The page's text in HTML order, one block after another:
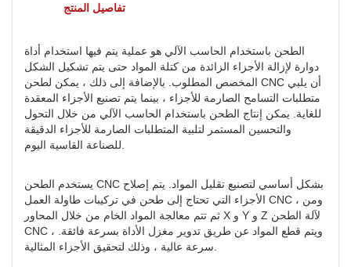
تفاصيل المنتج
الطحن باستخدام الحاسب الآلي هو عملية يتم فيها استخدام أداة
دوارة لإزالة الأجزاء الزائدة من كتلة المواد حتى يتم تشكيل الشكل
المخصص المطلوب. بالإضافة إلى ذلك ، يمكن لطحن CNC أن يلبي
متطلبات التسامح الصارمة للأجزاء ، بينما يتم تصنيع الأجزاء المعقدة
للغاية. يمكن إنتاج الطحن باستخدام الحاسب الآلي من خلال التحول
والتحسين المستمر لتلبية المتطلبات الصارمة للأجزاء الدقيقة
يستخدم الطحن CNC بشكل أساسي لتصنيع تقليل المواد. يتم إصلاح
الأجزاء التي تحتاج إلى طحن في تركيبات طاولة العمل CNC ، ومن
ثم تتم معالجة المواد الخام من خلال المحاور X و Y و Z لآلة الطحن
CNC ، ويتم قطع المواد عن طريق تدوير مغزل الأداة بسرعة فائقة.